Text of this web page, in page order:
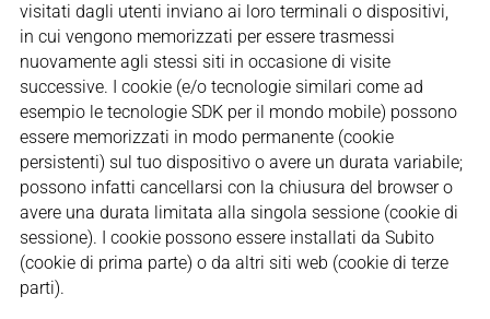
visitati dagli utenti inviano ai loro terminali o dispositivi,
in cui vengono memorizzati per essere trasmessi
nuovamente agli stessi siti in occasione di visite
successive. I cookie (e/o tecnologie similari come ad
esempio le tecnologie SDK per il mondo mobile) possono
essere memorizzati in modo permanente (cookie
persistenti) sul tuo dispositivo o avere un durata variabile;
possono infatti cancellarsi con la chiusura del browser o
avere una durata limitata alla singola sessione (cookie di
sessione). I cookie possono essere installati da Subito
(cookie di prima parte) o da altri siti web (cookie di terze
parti).